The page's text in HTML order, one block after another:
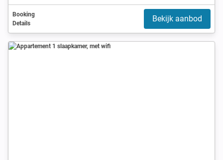
Booking
Details
Bekijk aanbod